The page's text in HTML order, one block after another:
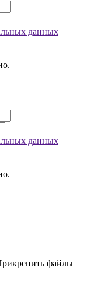
данных
данных
файлы